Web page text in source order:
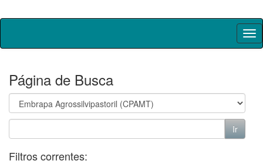
Skip
Página de Busca
Filtros correntes: